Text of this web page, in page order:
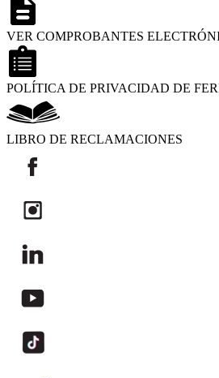
VER COMPROBANTES
POLÍTICA DE PRIVACIDAD DE
LIBRO DE RECLAMACIONES